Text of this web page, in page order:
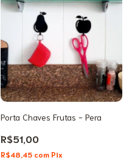
Porta Chaves Frutas - Pera
R$51,00
R$48,45 com Pix